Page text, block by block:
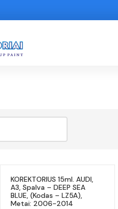
KOREKTORIUS 15ml. AUDI,
A3, Spalva – DEEP SEA
BLUE, (Kodas – LZ5A),
Metai: 2006-2014